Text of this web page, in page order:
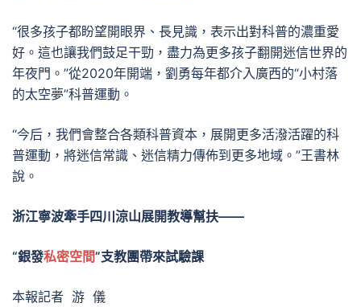
“很多孩子都盼望開眼界、長見識，表示出對科普的濃重愛
好。這也讓我們鼓足干勁，盡力為更多孩子翻開迷信世界的
年夜門。”從2020年開端，劉勇每年都介入廣西的“小村落
的太空夢”科普運動。
“今后，我們會整合各類科普資本，展開更多活潑活躍的科
普運動，將迷信常識、迷信精力傳佈到更多地域。”王書林
說。
浙江寧波牽手四川涼山展開教導幫扶——
“銀發私密空間”支教團帶來試驗課
本報記者 游 儀